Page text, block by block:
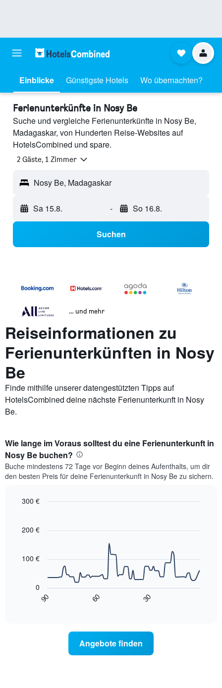
Einblicke Günstigste Hotels Wo übernachten?
Ferienunterkünfte in Nosy Be
Suche und vergleiche Ferienunterkünfte in Nosy Be,
Madagaskar, von Hunderten Reise-Websites auf
HotelsCombined und spare.
2 Gäste, 1 Zimmer
Nosy Be, Madagaskar
Sa 15.8. - So 16.8.
Suchen
… und mehr
Reiseinformationen zu
Ferienunterkünften in Nosy
Be
Finde mithilfe unserer datengestützten Tipps auf
HotelsCombined deine nächste Ferienunterkunft in Nosy
Be.
Wie lange im Voraus solltest du eine Ferienunterkunft in
Nosy Be buchen?
Buche mindestens 72 Tage vor Beginn deines Aufenthalts, um dir
den besten Preis für deine Ferienunterkunft in Nosy Be zu sichern.
with
Diagramm
90 60 30
0
100 €
200 €
300 €
Angebote finden